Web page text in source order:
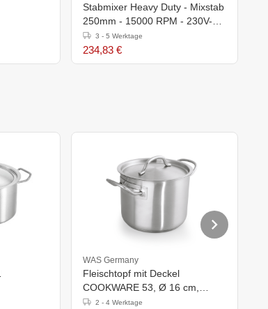
Stabmixer Heavy Duty - Mixstab
250mm - 15000 RPM - 230V-
250W3 - 5 Werktage
234,83 €
WAS Germany
Fleischtopf mit Deckel
COOKWARE 53, Ø 16 cm,
Chromnickelstahl
2 - 4 Werktage